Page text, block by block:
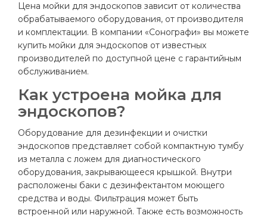
Цена мойки для эндоскопов зависит от количества
обрабатываемого оборудования, от производителя
и комплектации. В компании «Сонографи» вы можете
купить мойки для эндоскопов от известных
производителей по доступной цене с гарантийным
обслуживанием.
Как устроена мойка для
эндоскопов?
Оборудование для дезинфекции и очистки
эндоскопов представляет собой компактную тумбу
из металла с ложем для диагностического
оборудования, закрывающееся крышкой. Внутри
расположены баки с дезинфектантом моющего
средства и воды. Фильтрация может быть
встроенной или наружной. Также есть возможность